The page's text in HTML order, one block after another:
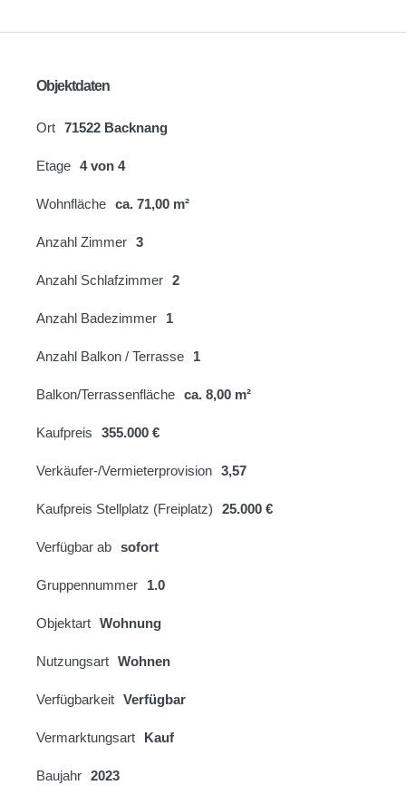
Objektdaten
Ort 71522 Backnang
Etage 4 von 4
Wohnfläche ca. 71,00 m²
Anzahl Zimmer 3
Anzahl Schlafzimmer 2
Anzahl Badezimmer 1
Anzahl Balkon / Terrasse 1
Balkon/Terrassenfläche ca. 8,00 m²
Kaufpreis 355.000 €
Verkäufer-/Vermieterprovision 3,57
Kaufpreis Stellplatz (Freiplatz) 25.000 €
Verfügbar ab sofort
Gruppennummer 1.0
Objektart Wohnung
Nutzungsart Wohnen
Verfügbarkeit Verfügbar
Vermarktungsart Kauf
Baujahr 2023